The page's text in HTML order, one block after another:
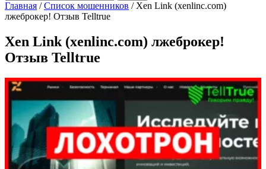
Главная /Список мошенников / Xen Link (xenlinc.com)
лжеброкер! Отзыв Telltrue
Xen Link (xenlinc.com) лжеброкер!
Отзыв Telltrue